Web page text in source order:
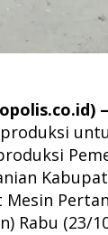
–
Rabu (23/